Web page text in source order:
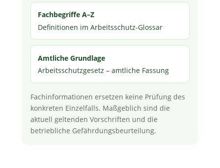
Fachbegriffe A–Z
Definitionen im Arbeitsschutz-Glossar
Amtliche Grundlage
Arbeitsschutzgesetz – amtliche Fassung
Fachinformationen ersetzen keine Prüfung des
konkreten Einzelfalls. Maßgeblich sind die
aktuell geltenden Vorschriften und die
betriebliche Gefährdungsbeurteilung.